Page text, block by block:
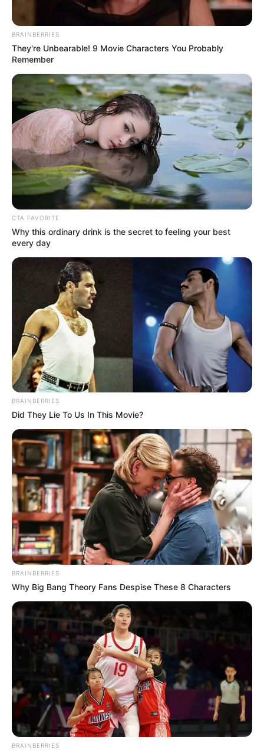
BRAINBERRIES
They're Unbearable! 9 Movie Characters You Probably
Remember
CTA FAVORITE
Why this ordinary drink is the secret to feeling your best
every day
BRAINBERRIES
Did They Lie To Us In This Movie?
BRAINBERRIES
Why Big Bang Theory Fans Despise These 8 Characters
BRAINBERRIES